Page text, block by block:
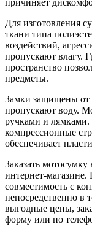
Для изготовления
ткани типа
воздействий,
пропускают влагу.
пространство
предметы.
Замки защищены от
пропускают воду.
ручками и лямками.
компрессионные
обеспечивает
Заказать
интернет-
совместимость с
непосредственно в
выгодные цены,
форму или по